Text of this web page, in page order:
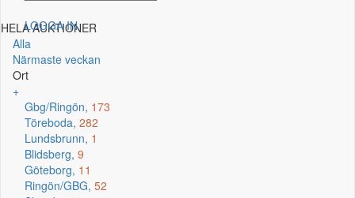
LOGGA IN
HELA AUKTIONER
Alla
Närmaste veckan
Ort
+
Gbg/Ringön, 173
Töreboda, 282
Lundsbrunn, 1
Blidsberg, 9
Göteborg, 11
Ringön/GBG, 52